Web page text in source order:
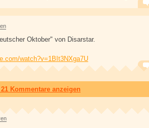
Alarm Antworten
Oktober" von Disarstar.
watch?v=1BIt3NXga7U
Kommentare anzeigen